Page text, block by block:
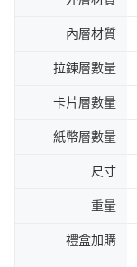
內層材質
拉鍊層數量
卡片層數量
紙幣層數量
尺寸
重量
禮盒加購